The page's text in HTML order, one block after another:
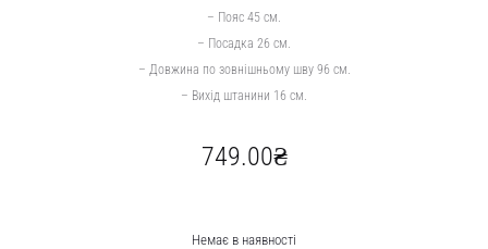
– Пояс 45 см.
– Посадка 26 см.
– Довжина по зовнішньому шву 96 см.
– Вихід штанини 16 см.
749.00₴
Немає в наявності